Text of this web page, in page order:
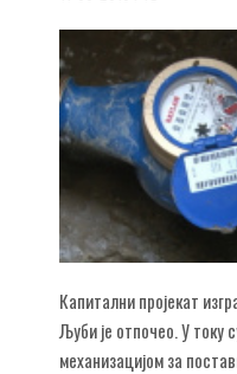
Капитални пројекат
Љуби је отпочео. У току
механизацијом за